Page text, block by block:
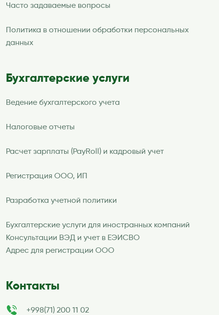
Часто задаваемые вопросы
Политика в отношении обработки персональных
данных
Бухгалтерские услуги
Ведение бухгалтерского учета
Налоговые отчеты
Расчет зарплаты (PayRoll) и кадровый учет
Регистрация ООО, ИП
Разработка учетной политики
Бухгалтерские услуги для иностранных компаний
Консультации ВЭД и учет в ЕЭИСВО
Адрес для регистрации ООО
Контакты
+998(71) 200 11 02